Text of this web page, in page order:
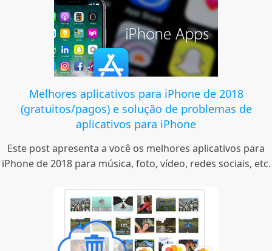
Melhores aplicativos para iPhone de 2018
(gratuitos/pagos) e solução de problemas de
aplicativos para iPhone
Este post apresenta a você os melhores aplicativos para
iPhone de 2018 para música, foto, vídeo, redes sociais, etc.